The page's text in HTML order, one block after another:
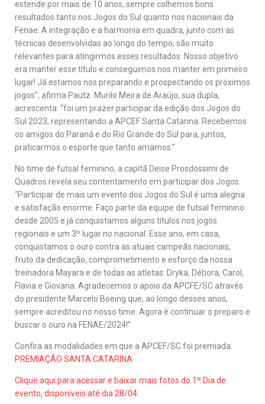
estende por mais de 10 anos, sempre colhemos bons
resultados tanto nos Jogos do Sul quanto nos nacionais da
Fenae. A integração e a harmonia em quadra, junto com as
técnicas desenvolvidas ao longo do tempo, são muito
relevantes para atingirmos esses resultados. Nosso objetivo
era manter esse título e conseguimos nos manter em primeiro
lugar! Já estamos nos preparando e prospectando os próximos
jogos”, afirma Pautz. Murilo Meira de Araújo, sua dupla,
acrescenta: “foi um prazer participar da edição dos Jogos do
Sul 2023, representando a APCEF Santa Catarina. Recebemos
os amigos do Paraná e do Rio Grande do Sul para, juntos,
praticarmos o esporte que tanto amamos.”
No time de futsal feminino, a capitã Deise Prosdossimi de
Quadros revela seu contentamento em participar dos Jogos.
“Participar de mais um evento dos Jogos do Sul é uma alegria
e satisfação enorme. Faço parte da equipe de futsal feminino
desde 2005 e já conquistamos alguns títulos nos jogos
regionais e um 3º lugar no nacional. Esse ano, em casa,
conquistamos o ouro contra as atuais campeãs nacionais,
fruto da dedicação, comprometimento e esforço da nossa
treinadora Mayara e de todas as atletas: Dryka, Débora, Carol,
Flavia e Giovana. Agradecemos o apoio da APCFE/SC através
do presidente Marcelo Boeing que, ao longo desses anos,
sempre acreditou no nosso time. Agora é continuar o preparo e
buscar o ouro na FENAE/2024!”
Confira as modalidades em que a APCEF/SC foi premiada:
PREMIAÇÃO SANTA CATARINA
Clique aqui para acessar e baixar mais fotos do 1º Dia de
evento, disponíveis até dia 28/04.